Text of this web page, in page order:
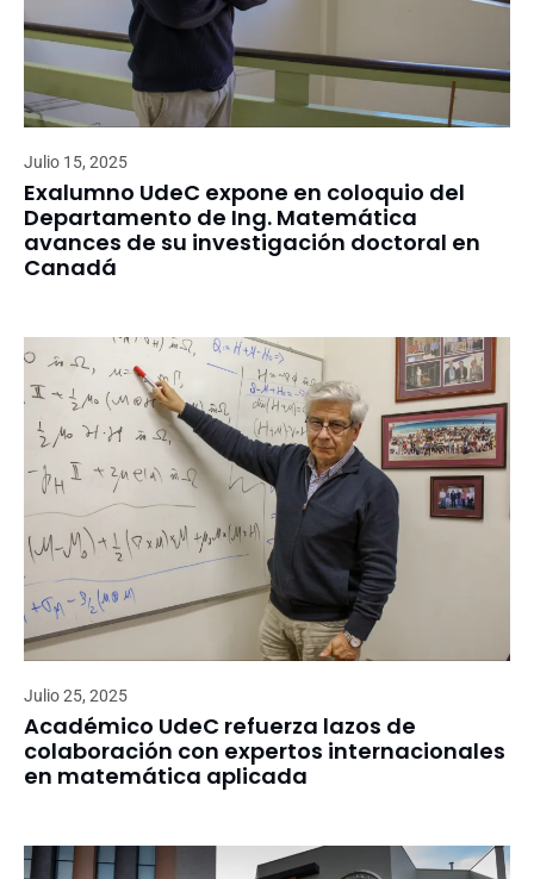
Julio 15, 2025
Exalumno UdeC expone en coloquio del
Departamento de Ing. Matemática
avances de su investigación doctoral en
Canadá
Julio 25, 2025
Académico UdeC refuerza lazos de
colaboración con expertos internacionales
en matemática aplicada